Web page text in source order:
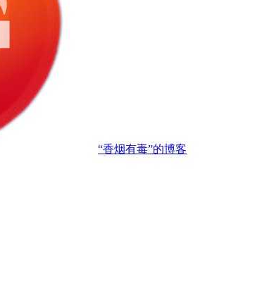
“香烟有毒”的博客